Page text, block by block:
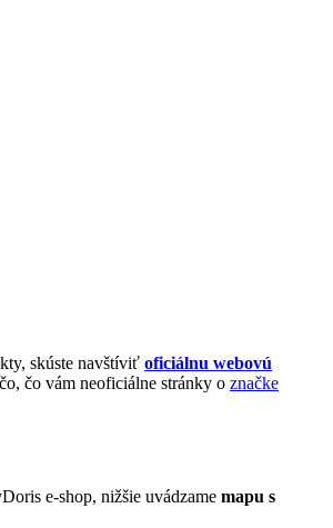
skúste navštíviť oficiálnu webovú
čo vám neoficiálne stránky o značke
e-shop, nižšie uvádzame mapu s